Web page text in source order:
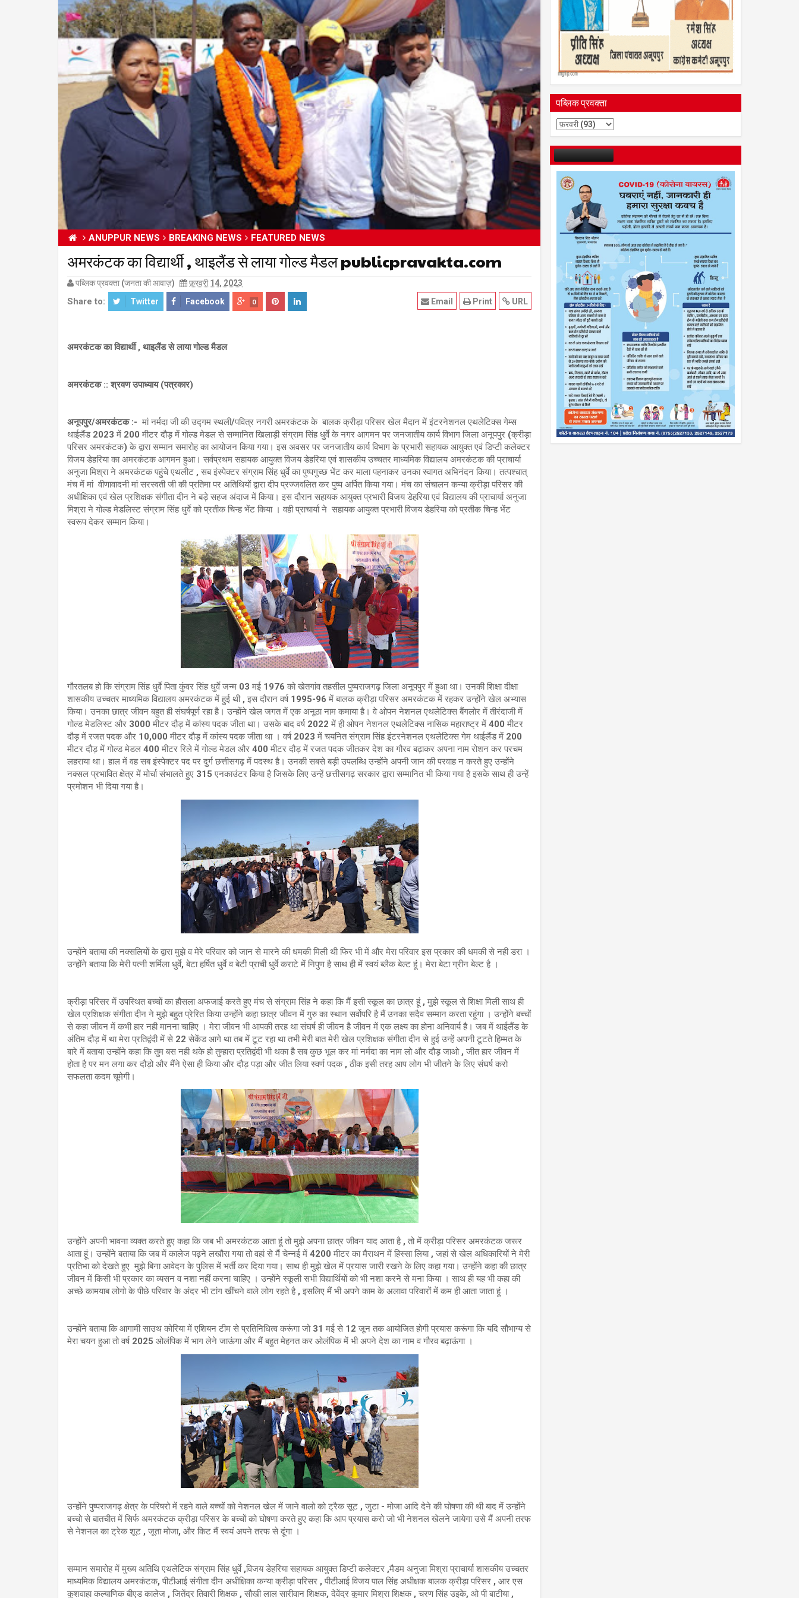
ANUPPUR NEWS BREAKING NEWS FEATURED NEWS
अमरकंटक का विद्यार्थी , थाइलैंड से लाया गोल्ड मैडल publicpravakta.com
पब्लिक प्रवक्ता (जनता की आवाज़) फ़रवरी 14, 2023
Share to: Twitter Facebook 0 URL
Print
Email
अमरकंटक का विद्यार्थी , थाइलैंड से लाया गोल्ड मैडल
अमरकंटक :: श्रवण उपाध्याय (पत्रकार)
अनूपपुर/अमरकंटक :- मां नर्मदा जी की उद्गम स्थली/पवित्र नगरी अमरकंटक के बालक क्रीड़ा परिसर खेल मैदान में इंटरनेशनल एथलेटिक्स गेम्स
थाईलैंड 2023 में 200 मीटर दौड़ में गोल्ड मेडल से सम्मानित खिलाड़ी संग्राम सिंह धुर्वे के नगर आगमन पर जनजातीय कार्य विभाग जिला अनूपपुर (क्रीड़ा
परिसर अमरकंटक) के द्वारा सम्मान समारोह का आयोजन किया गया। इस अवसर पर जनजातीय कार्य विभाग के प्रभारी सहायक आयुक्त एवं डिप्टी कलेक्टर
विजय डेहरिया का अमरकंटक आगमन हुआ। सर्वप्रथम सहायक आयुक्त विजय डेहरिया एवं शासकीय उच्चतर माध्यमिक विद्यालय अमरकंटक की प्राचार्या
अनुजा मिश्रा ने अमरकंटक पहुंचे एथलीट , सब इंस्पेक्टर संग्राम सिंह धुर्वे का पुष्पगुच्छ भेंट कर माला पहनाकर उनका स्वागत अभिनंदन किया। तत्पश्चात्
मंच में मां वीणावादनी मां सरस्वती जी की प्रतिमा पर अतिथियों द्वारा दीप प्रज्जवलित कर पुष्प अर्पित किया गया। मंच का संचालन कन्या क्रीड़ा परिसर की
अधीक्षिका एवं खेल प्रशिक्षक संगीता दीन ने बड़े सहज अंदाज में किया। इस दौरान सहायक आयुक्त प्रभारी विजय डेहरिया एवं विद्यालय की प्राचार्या अनुजा
मिश्रा ने गोल्ड मेडलिस्ट संग्राम सिंह धुर्वे को प्रतीक चिन्ह भेंट किया । वही प्राचार्या ने सहायक आयुक्त प्रभारी विजय डेहरिया को प्रतीक चिन्ह भेंट
स्वरूप देकर सम्मान किया।
गौरतलब हो कि संग्राम सिंह धुर्वे पिता कुंवर सिंह धुर्वे जन्म 03 मई 1976 को खेतगांव तहसील पुष्पराजगढ़ जिला अनूपपुर में हुआ था। उनकी शिक्षा दीक्षा
शासकीय उच्चतर माध्यमिक विद्यालय अमरकंटक में हुई थी , इस दौरान वर्ष 1995-96 में बालक क्रीड़ा परिसर अमरकंटक में रहकर उन्होंने खेल अभ्यास
किया। उनका छात्र जीवन बहुत ही संघर्षपूर्ण रहा है। उन्होंने खेल जगत में एक अनूठा नाम कमाया है। वे ओपन नेशनल एथलेटिक्स बैंगलोर में तीरंदाजी में
गोल्ड मेडलिस्ट और 3000 मीटर दौड़ में कांस्य पदक जीता था। उसके बाद वर्ष 2022 में ही ओपन नेशनल एथलेटिक्स नासिक महाराष्ट्र में 400 मीटर
दौड़ में रजत पदक और 10,000 मीटर दौड़ में कांस्य पदक जीता था । वर्ष 2023 में चयनित संग्राम सिंह इंटरनेशनल एथलेटिक्स गेम थाईलैंड में 200
मीटर दौड़ में गोल्ड मेडल 400 मीटर रिले में गोल्ड मेडल और 400 मीटर दौड़ में रजत पदक जीतकर देश का गौरव बढ़ाकर अपना नाम रोशन कर परचम
लहराया था। हाल में वह सब इंस्पेक्टर पद पर दुर्ग छत्तीसगढ़ में पदस्थ है। उनकी सबसे बड़ी उपलब्धि उन्होंने अपनी जान की परवाह न करते हुए उन्होंने
नक्सल प्रभावित क्षेत्र में मोर्चा संभालते हुए 315 एनकाउंटर किया है जिसके लिए उन्हें छत्तीसगढ़ सरकार द्वारा सम्मानित भी किया गया है इसके साथ ही उन्हें
प्रमोशन भी दिया गया है।
उन्होंने बताया की नक्सलियों के द्वारा मुझे व मेरे परिवार को जान से मारने की धमकी मिली थी फिर भी में और मेरा परिवार इस प्रकार की धमकी से नही डरा ।
उन्होंने बताया कि मेरी पत्नी शर्मिला धुर्वे, बेटा हर्षित धुर्वे व बेटी प्राची धुर्वे कराटे में निपुण है साथ ही में स्वयं ब्लैक बेल्ट हूं। मेरा बेटा ग्रीन बेल्ट है ।
क्रीड़ा परिसर में उपस्थित बच्चों का हौसला अफजाई करते हुए मंच से संग्राम सिंह ने कहा कि मैं इसी स्कूल का छात्र हूं , मुझे स्कूल से शिक्षा मिली साथ ही
खेल प्रशिक्षक संगीता दीन ने मुझे बहुत प्रेरित किया उन्होंने कहा छात्र जीवन में गुरु का स्थान सर्वोपरि है मैं उनका सदैव सम्मान करता रहूंगा । उन्होंने बच्चों
से कहा जीवन में कभी हार नही मानना चाहिए । मेरा जीवन भी आपकी तरह था संघर्ष ही जीवन है जीवन में एक लक्ष्य का होना अनिवार्य है। जब में थाईलैंड के
अंतिम दौड़ में था मेरा प्रतिद्वंदी में से 22 सेकेंड आगे था तब में टूट रहा था तभी मेरी बात मेरी खेल प्रशिक्षक संगीता दीन से हुई उन्हें अपनी टूटते हिम्मत के
बारे में बताया उन्होंने कहा कि तुम बस नही थके हो तुम्हारा प्रतिद्वंदी भी थका है सब कुछ भूल कर मां नर्मदा का नाम लो और दौड़ जाओ , जीत हार जीवन में
होता है पर मन लगा कर दौड़ो और मैंने ऐसा ही किया और दौड़ पड़ा और जीत लिया स्वर्ण पदक , ठीक इसी तरह आप लोग भी जीतने के लिए संघर्ष करो
सफलता कदम चूमेगी।
उन्होंने अपनी भावना व्यक्त करते हुए कहा कि जब भी अमरकंटक आता हूं तो मुझे अपना छात्र जीवन याद आता है , तो में क्रीड़ा परिसर अमरकंटक जरूर
आता हूं। उन्होंने बताया कि जब में कालेज पढ़ने लखौरा गया तो वहां से मैं चेन्नई में 4200 मीटर का मैराथन में हिस्सा लिया , जहां से खेल अधिकारियों ने मेरी
प्रतिभा को देखते हुए मुझे बिना आवेदन के पुलिस में भर्ती कर दिया गया। साथ ही मुझे खेल में प्रयास जारी रखने के लिए कहा गया। उन्होंने कहा की छात्र
जीवन में किसी भी प्रकार का व्यसन व नशा नहीं करना चाहिए । उन्होंने स्कूली सभी विद्यार्थियों को भी नशा करने से मना किया । साथ ही यह भी कहा की
अच्छे कामयाब लोगो के पीछे परिवार के अंदर भी टांग खींचने वाले लोग रहते है , इसलिए मैं भी अपने काम के अलावा परिवारों में कम ही आता जाता हूं ।
उन्होंने बताया कि आगामी साउथ कोरिया में एशियन टीम से प्रतिनिधित्व करूंगा जो 31 मई से 12 जून तक आयोजित होगी प्रयास करूंगा कि यदि सौभाग्य से
मेरा चयन हुआ तो वर्ष 2025 ओलंपिक में भाग लेने जाऊंगा और मैं बहुत मेहनत कर ओलंपिक में भी अपने देश का नाम व गौरव बढ़ाऊंगा ।
उन्होंने पुष्पराजगढ़ क्षेत्र के परिषरो में रहने वाले बच्चों को नेशनल खेल में जाने वालो को ट्रैक सूट , जुटा - मोजा आदि देने की घोषणा की थी बाद में उन्होंने
बच्चो से बातचीत में सिर्फ अमरकंटक क्रीड़ा परिसर के बच्चों को घोषणा करते हुए कहा कि आप प्रयास करो जो भी नेशनल खेलने जायेगा उसे मैं अपनी तरफ
से नेशनल का ट्रेक शूट , जूता मोजा, और किट मैं स्वयं अपने तरफ से दूंगा ।
सम्मान समारोह में मुख्य अतिथि एथलेटिक संग्राम सिंह धुर्वे ,विजय डेहरिया सहायक आयुक्त डिप्टी कलेक्टर ,मैडम अनुजा मिश्रा प्राचार्या शासकीय उच्चतर
माध्यमिक विद्यालय अमरकंटक, पीटीआई संगीता दीन अधीक्षिका कन्या क्रीड़ा परिसर , पीटीआई विजय पाल सिंह अधीक्षक बालक क्रीड़ा परिसर , आर एस
कुशवाहा कल्याणिक बीएड कालेज , जितेंद्र तिवारी शिक्षक , सौखी लाल सारीवान शिक्षक, देवेंद्र कुमार मिश्रा शिक्षक , चरण सिंह उइके, ओ पी बाटीया ,
पब्लिक प्रवक्ता